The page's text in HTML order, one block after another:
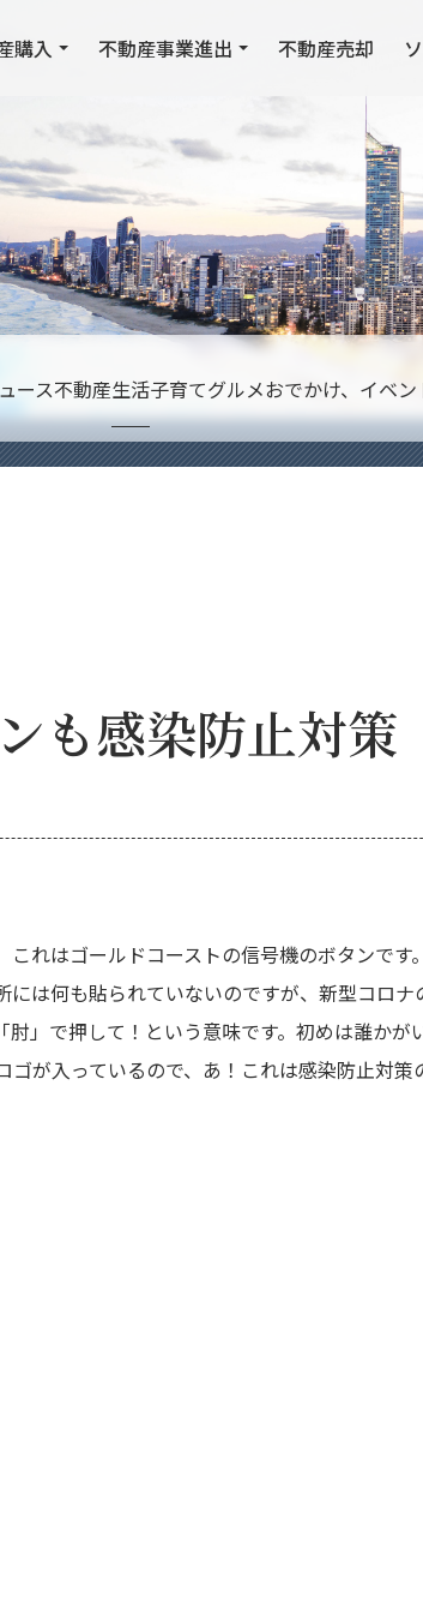
購入 不動産事業進出 不動産売却
ース不動産生活子育てグルメおでかけ、イベン
も感染防止対策
れはゴールドコーストの信号機のボタンで
は何も貼られていないのですが、新型コロ
」で押して！という意味です。初めは誰か
が入っているので、あ！これは感染防止対策